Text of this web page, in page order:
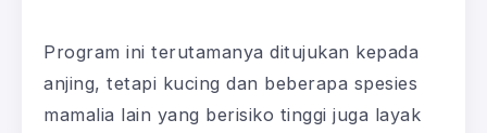
Program ini terutamanya ditujukan kepada
anjing, tetapi kucing dan beberapa spesies
mamalia lain yang berisiko tinggi juga layak